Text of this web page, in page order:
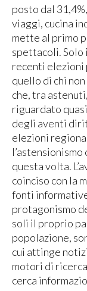
posto dal
viaggi, cucina
mette al primo
spettacoli. Solo
recenti elezioni
quello di chi
che, tra
riguardato
degli aventi
elezioni
l’astensionismo
questa volta.
coinciso con la
fonti
protagonismo
soli il proprio
popolazione,
cui attinge
motori di
cerca